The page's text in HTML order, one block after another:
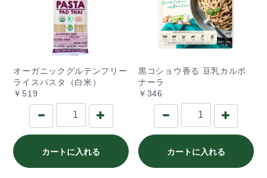
オーガニックグルテンフリー
ライスパスタ（白米）
￥519
カートに入れる
黒コショウ香る 豆乳カルボ
ナーラ
￥346
カートに入れる